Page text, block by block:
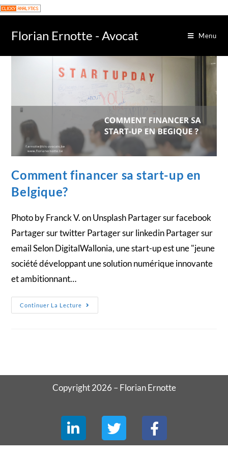
Florian Ernotte - Avocat Menu
Comment financer sa start-up en
Belgique?
Photo by Franck V. on Unsplash Partager sur facebook
Partager sur twitter Partager sur linkedin Partager sur
email Selon DigitalWallonia, une start-up est une "jeune
société développant une solution numérique innovante
et ambitionnant…
Continuer La Lecture
Copyright 2026 – Florian Ernotte